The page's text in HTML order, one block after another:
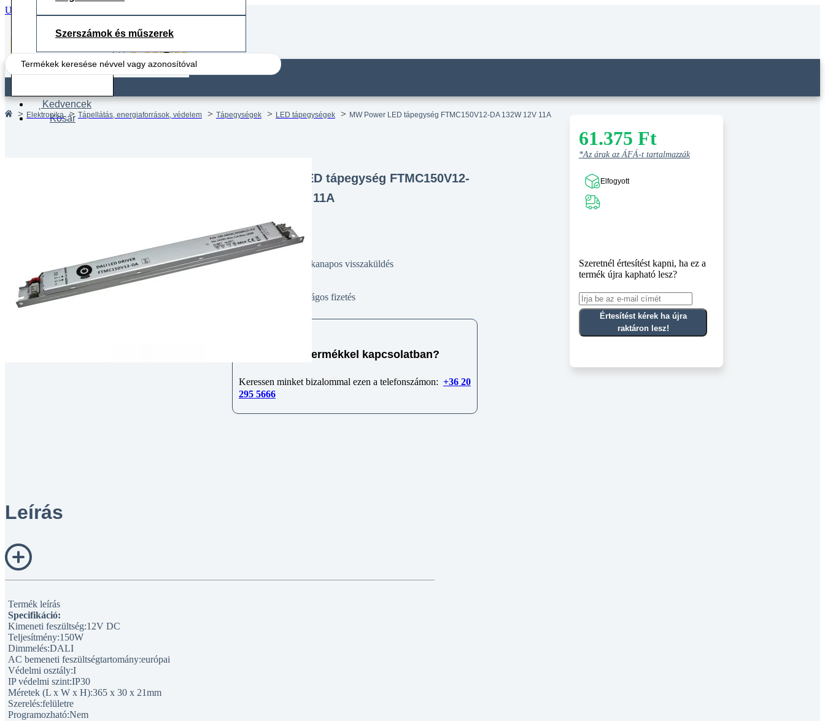
Ugrás a fő tartalomhoz
Search
...
Kedvencek
Kosár
Szerszámok és műszerek
Elektronika Tápellátás, energiaforrások, védelem Tápegységek LED tápegységek MW Power LED tápegység FTMC150V12-DA 132W 12V 11A
MW Power LED tápegység FTMC150V12-
DA 132W 12V 11A
14 munkanapos visszaküldés
Biztonságos fizetés
Kérdése van termékkel kapcsolatban?
Keressen minket bizalommal ezen a telefonszámon: +36 20
295 5666
Leírás
Termék leírás
Specifikáció:
Kimeneti feszültség:12V DC
Teljesítmény:150W
Dimmelés:DALI
AC bemeneti feszültségtartomány:európai
Védelmi osztály:I
IP védelmi szint:IP30
Méretek (L x W x H):365 x 30 x 21mm
Szerelés:felületre
Programozható:Nem
61.375 Ft
*Az árak az ÁFÁ-t tartalmazzák
Elfogyott
Szeretnél értesítést kapni, ha ez a
termék újra kapható lesz?
Értesítést kérek ha újra
raktáron lesz!